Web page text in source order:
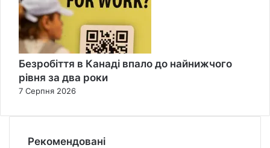
Безробіття в Канаді впало до найнижчого
рівня за два роки
7 Серпня 2026
Рекомендовані